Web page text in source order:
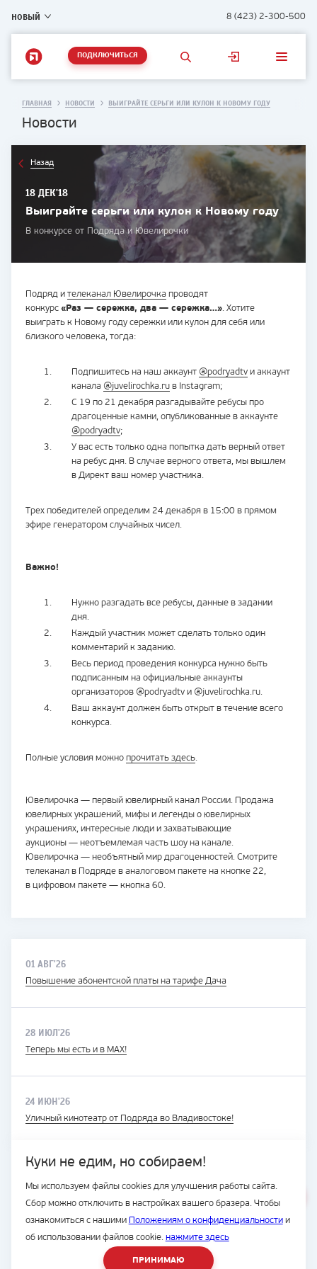
НОВЫЙ 8 (423) 2-300-500
ПОДКЛЮЧИТЬСЯ
Куки не едим, но собираем!
Мы используем файлы cookies для улучшения работы сайта.
Сбор можно отключить в настройках вашего бразера. Чтобы
ознакомиться с нашими Положениям о конфиденциальностии
об использовании файлов cookie. нажмите здесь
ПРИНИМАЮ
ГЛАВНАЯ НОВОСТИ ВЫИГРАЙТЕ СЕРЬГИ ИЛИ КУЛОН К НОВОМУ ГОДУ
Новости
Назад
18 ДЕК'18
Выиграйте серьги или кулон к Новому году
В конкурсе от Подряда и Ювелирочки
Подряд и телеканал Ювелирочка проводят
конкурс «Раз — сережка, два — сережка…». Хотите
выиграть к Новому году сережки или кулон для себя или
близкого человека, тогда:
Подпишитесь на наш аккаунт @podryadtvи аккаунт
канала @juvelirochka.ruв Instagram;
С 19 по 21 декабря разгадывайте ребусы про
драгоценные камни, опубликованные в аккаунте
@podryadtv;
У вас есть только одна попытка дать верный ответ
на ребус дня. В случае верного ответа, мы вышлем
в Директ ваш номер участника.
Трех победителей определим 24 декабря в 15:00 в прямом
эфире генератором случайных чисел.
Важно!
Нужно разгадать все ребусы, данные в задании
дня.
Каждый участник может сделать только один
комментарий к заданию.
Весь период проведения конкурса нужно быть
подписанным на официальные аккаунты
организаторов @podryadtv и @juvelirochka.ru.
Ваш аккаунт должен быть открыт в течение всего
конкурса.
Полные условия можно прочитать здесь.
Ювелирочка — первый ювелирный канал России. Продажа
ювелирных украшений, мифы и легенды о ювелирных
украшениях, интересные люди и захватывающие
аукционы — неотъемлемая часть шоу на канале.
Ювелирочка — необъятный мир драгоценностей. Смотрите
телеканал в Подряде в аналоговом пакете на кнопке 22,
в цифровом пакете — кнопка 60.
01 АВГ'26
Повышение абонентской платы на тарифе Дача
28 ИЮЛ'26
Теперь мы есть и в MAX!
24 ИЮН'26
Уличный кинотеатр от Подряда во Владивостоке!
© Подряд, 1997-2026